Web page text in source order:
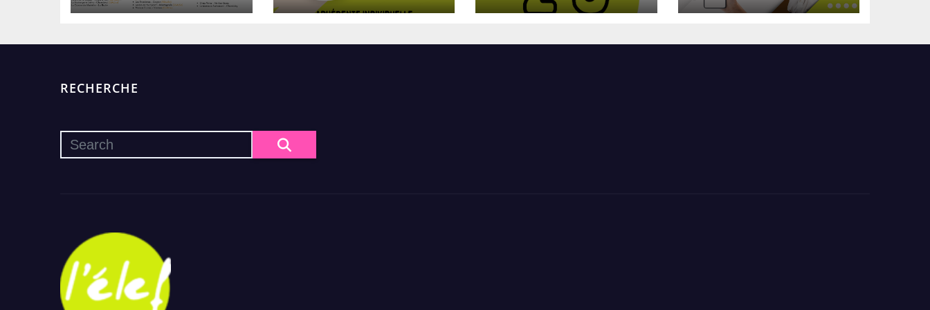
numérique ! l’élef numérique !
RECHERCHE